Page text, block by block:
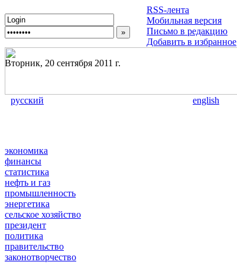
RSS-лента
Мобильная версия
Письмо в редакцию
Добавить в избранное
Вторник, 20 сентября 2011 г.
русский english
экономика
финансы
статистика
нефть и газ
промышленность
энергетика
сельское хозяйство
президент
политика
правительство
законотворчество